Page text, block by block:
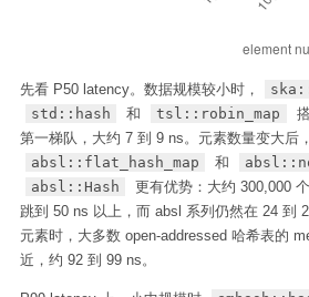
先看 P50 latency。数据规模较小时，
std::hash
和 tsl::robin_map
第一梯队，大约 7 到 9 ns。元素数量变大后，
absl::flat_hash_map
和
absl::Hash
更有优势：大约 300,000
跳到 50 ns 以上，而 absl 系列仍然在 24 到
元素时，大多数 open-addressed 哈希表的
近，约 92 到 99 ns。